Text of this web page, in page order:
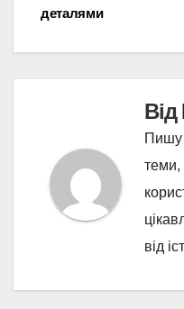
деталями
Від
Пишу
теми,
від